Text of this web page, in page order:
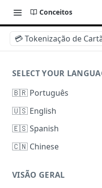
Conceitos
💳 Tokenização de
SELECT YOUR
🇧🇷 Português
🇺🇸 English
🇪🇸 Spanish
🇨🇳 Chinese
VISÃO GERAL